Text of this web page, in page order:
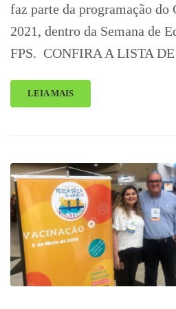
faz parte da programação do
2021, dentro da Semana de
FPS. CONFIRA A LISTA
LEIA MAIS